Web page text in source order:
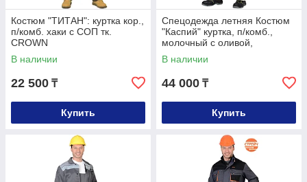
Костюм "ТИТАН": куртка кор.,
п/комб. хаки с СОП тк.
CROWN
В наличии
22 500 ₸
Купить
Спецодежда летняя Костюм
"Каспий" куртка, п/комб.,
молочный с оливой,
песочным и СОП Тк. Rodos
В наличии
44 000 ₸
Купить